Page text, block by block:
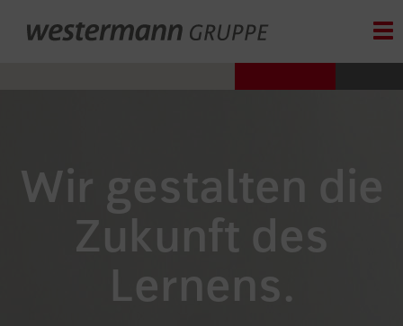
Wir gestalten die
Zukunft des
Lernens.